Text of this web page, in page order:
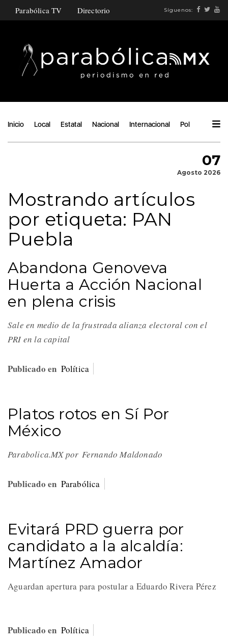
Parabólica TV Directorio Síguenos:
Inicio Local Estatal Nacional Internacional Política
07
Agosto 2026
Mostrando artículos
por etiqueta: PAN
Puebla
Abandona Genoveva
Huerta a Acción Nacional
en plena crisis
Sale en medio de la frustrada alianza electoral con el
PRI en la capital
Publicado en Política
Platos rotos en Sí Por
México
Parabolica.MX por Fernando Maldonado
Publicado en Parabólica
Evitará PRD guerra por
candidato a la alcaldía:
Martínez Amador
Aguardan apertura para postular a Eduardo Rivera Pérez
Publicado en Política